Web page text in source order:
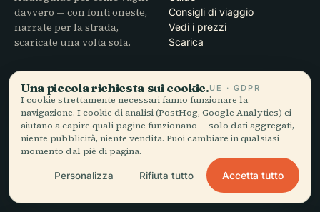
davvero — con fonti oneste,
narrate per la strada,
scaricate una volta sola.
Consigli di viaggio
Vedi i prezzi
Scarica
AZIENDA
Chi siamo
Processo editoriale
Missione
Assistenza
Risoluzione dei problemi
dell'app
Diventa partner
Una piccola richiesta sui cookie.UE · GDPR
I cookie strettamente necessari fanno funzionare la
navigazione. I cookie di analisi (PostHog, Google Analytics) ci
aiutano a capire quali pagine funzionano — solo dati aggregati,
niente pubblicità, niente vendita. Puoi cambiare in qualsiasi
momento dal piè di pagina.
Personalizza Rifiuta tutto Accetta tutto